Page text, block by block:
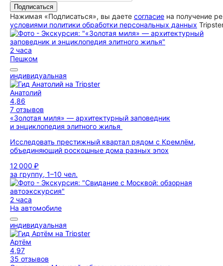
Подписаться
Нажимая «Подписаться», вы даете согласие на получение
условиями политики обработки персональных данных
2 часа
Пешком
индивидуальная
Анатолий
4,86
7 отзывов
«Золотая миля» — архитектурный заповедник
и энциклопедия элитного жилья
Исследовать престижный квартал рядом с Кремлём,
объединяющий роскошные дома разных эпох
12 000 ₽
за группу, 1–10 чел.
2 часа
На автомобиле
индивидуальная
Артём
4,97
35 отзывов